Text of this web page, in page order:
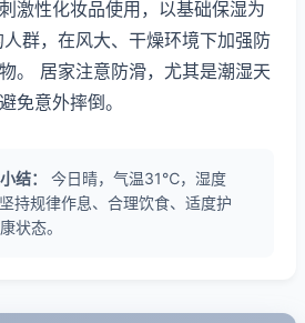
激性化妆品使用，以基础保湿为
群，在风大、干燥环境下加强防
。 居家注意防滑，尤其是潮湿天
免意外摔倒。
结：
今日晴，气温31℃，湿度
持规律作息、合理饮食、适度护
状态。